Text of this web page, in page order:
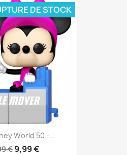
World 50 -...
€ 9,99 €
DE STOCK